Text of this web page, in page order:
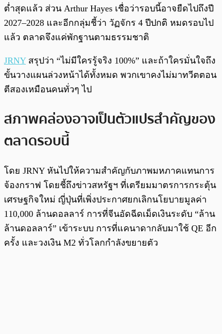
ต่ำสุดแล้ว ส่วน Arthur Hayes เชื่อว่ารอบนี้อาจยืดไปถึงปี
2027–2028 และอีกกลุ่มชี้ว่า วัฏจักร 4 ปีปกติ หมดรอบไป
แล้ว ตลาดจึงแค่พักฐานตามธรรมชาติ
JRNYสรุปว่า “ไม่มีใครรู้จริง 100%” และถ้าใครมั่นใจถึง
ขั้นวางแผนล่วงหน้าได้ทั้งหมด พวกเขาคงไม่มาทวีตตอน
ตีสองเหมือนคนทั่วๆ ไป
สภาพคล่องอาจเป็นตัวแปรสำคัญของ
ตลาดรอบนี้
โดย JRNY หันไปให้ความสำคัญกับภาพมหภาคแทนการ
จ้องกราฟ โดยชี้ถึงข่าวสหรัฐฯ ที่เตรียมมาตรการกระตุ้น
เศรษฐกิจใหม่ ญี่ปุ่นที่เพิ่งประกาศยกเลิกนโยบายมูลค่า
110,000 ล้านดอลลาร์ การที่จีนอัดฉีดเม็ดเงินระดับ “ล้าน
ล้านดอลลาร์” เข้าระบบ การที่แคนาดากลับมาใช้ QE อีก
ครั้ง และวงเงิน M2 ทั่วโลกกำลังขยายตัว